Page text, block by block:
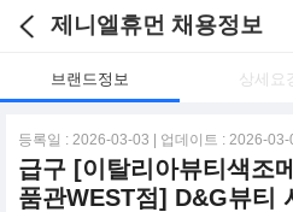
제니엘휴먼 채용정보
브랜드정보 상세요
등록일 : 2026-03-03 | 업데이트 : 2026-03-
급구 [이탈리아뷰티색조
품관WEST점] D&G뷰티